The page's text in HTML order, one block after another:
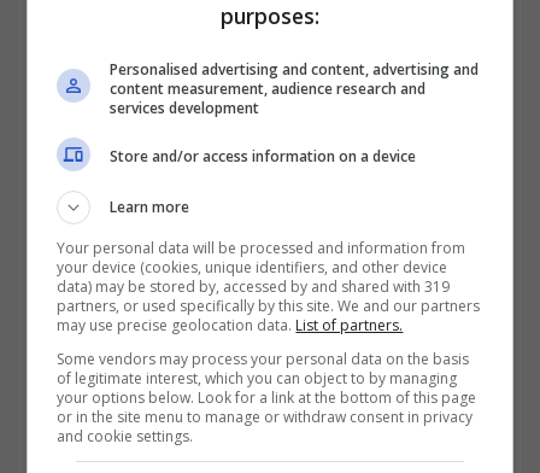
Secondo la normativa, i rumori provenienti
da abitazioni private o esercizi pubblici non
devono superare determinati limiti stabiliti
dai regolamenti comunali o dalla legge
nazionale.Il codice civile e penale italiano
consente di intraprendere azioni legali,ma
per impugnare le proprie cause risulta
purposes:
Personalised advertising and content, advertising and
content measurement, audience research and
services development
Store and/or access information on a device
Learn more
Your personal data will be processed and information from
your device (cookies, unique identifiers, and other device
data) may be stored by, accessed by and shared with 319
partners, or used specifically by this site. We and our partners
may use precise geolocation data. List of partners.
Some vendors may process your personal data on the basis
of legitimate interest, which you can object to by managing
your options below. Look for a link at the bottom of this page
or in the site menu to manage or withdraw consent in privacy
and cookie settings.